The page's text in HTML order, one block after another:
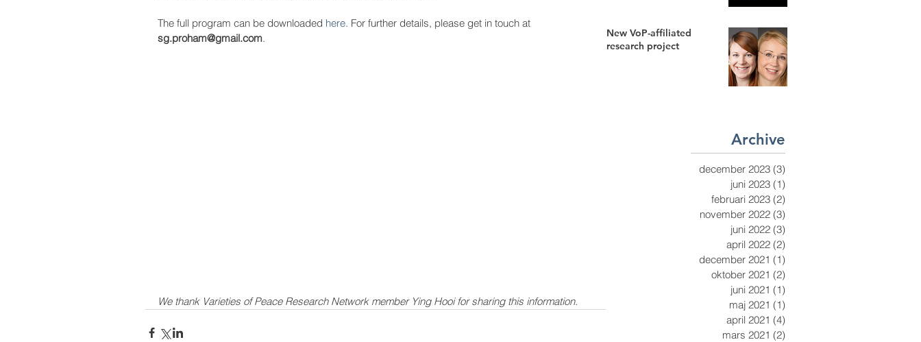
The full program can be downloaded here. For further details, please get in touch at
sg.proham@gmail.com.
We thank Varieties of Peace Research Network member Ying Hooi for sharing this information.
New VoP-affiliated
research project
Archive
december 2023 (3)
juni 2023 (1)
februari 2023 (2)
november 2022 (3)
juni 2022 (3)
april 2022 (2)
december 2021 (1)
oktober 2021 (2)
juni 2021 (1)
maj 2021 (1)
april 2021 (4)
mars 2021 (2)